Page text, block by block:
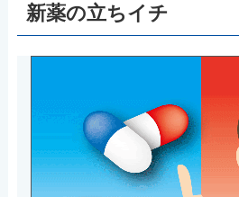
新薬の立ちイチ